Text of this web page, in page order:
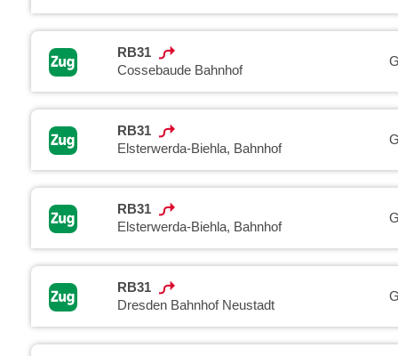
RB31
Cossebaude Bahnhof
RB31
Elsterwerda-Biehla, Bahnhof
RB31
Elsterwerda-Biehla, Bahnhof
RB31
Dresden Bahnhof Neustadt